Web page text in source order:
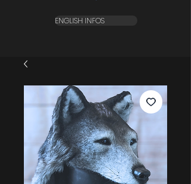
ENGLISH INFOS